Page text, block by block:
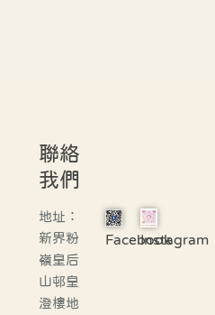
聯絡
我們
地址：
新界粉
嶺皇后
山邨皇
澄樓地
FacebookInstagram